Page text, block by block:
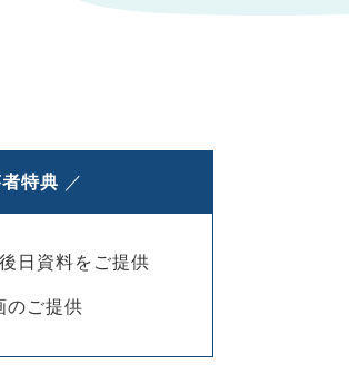
特典 ／
日資料をご提供
のご提供